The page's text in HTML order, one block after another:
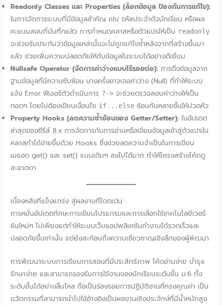
Readonly Classes และ Properties (ล็อกข้อมูล ป้องกันการแก้ไข):
ในการจัดการระบบที่มีข้อมูลสำคัญ เช่น รหัสประจำตัวนักเรียน หรือผล
คะแนนสอบที่บันทึกแล้ว การกำหนดคลาสหรือตัวแปรให้เป็น readonly
จะช่วยรับประกันว่าข้อมูลเหล่านั้นจะไม่ถูกแก้ไขซ้ำหลังจากที่สร้างขึ้นมา
แล้ว ช่วยเพิ่มความปลอดภัยให้กับข้อมูลในระบบได้อย่างดีเยี่ยม
Nullsafe Operator (จัดการค่าว่างแบบไร้รอยต่อ): การดึงข้อมูลจาก
ฐานข้อมูลที่มีความซับซ้อน บางครั้งอาจเจอค่าว่าง (Null) ที่ทำให้ระบบ
แจ้ง Error ฟีเจอร์ตัวดำเนินการ ?-> จะช่วยตรวจสอบค่าว่างให้เป็น
ทอดๆ โดยไม่ต้องเขียนเงื่อนไข if...else ซ้อนกันหลายชั้นให้ปวดหัว
Property Hooks (ลดความซ้ำซ้อนของ Getter/Setter): ในอัปเดต
ล่าสุดของซีรีส์ 8.x การจัดการกับการอ่านหรือเขียนข้อมูลเข้าสู่ตัวแปรใน
คลาสทำได้ง่ายขึ้นด้วย Hooks ซึ่งช่วยลดความจำเป็นในการเขียน
เมธอด get() และ set() แบบเดิมๆ ลงไปได้มาก ทำให้โครงสร้างโค้ดดู
สะอาดตา
เบื้องหลังที่แข็งแกร่ง สู่ผลงานที่โดดเด่น
การหมั่นอัปเดตทักษะการเขียนโปรแกรมและการเลือกใช้เทคโนโลยีเวอร์
ชันใหม่ๆ ไม่เพียงแต่ทำให้ระบบเว็บแอปพลิเคชันทำงานได้รวดเร็วและ
ปลอดภัยขึ้นเท่านั้น แต่ยังสะท้อนถึงความเชี่ยวชาญเชิงลึกของผู้พัฒนา
การพัฒนาระบบการเรียนการสอนที่มีประสิทธิภาพ โค้ดอ่านง่าย บำรุง
รักษาง่าย และสามารถรองรับการใช้งานของนักเรียนระดับชั้น ม.6 ทั้ง
ระดับชั้นได้อย่างลื่นไหล ถือเป็นร่องรอยการปฏิบัติงานที่ทรงคุณค่า เป็น
นวัตกรรมที่สามารถนำไปใช้อ้างอิงเป็นผลงานเชิงประจักษ์ที่มีน้ำหนักสูง